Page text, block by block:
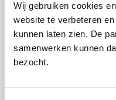
Wij gebruiken cookies
website te verbeteren
kunnen laten zien. De
samenwerken kunnen
bezocht.